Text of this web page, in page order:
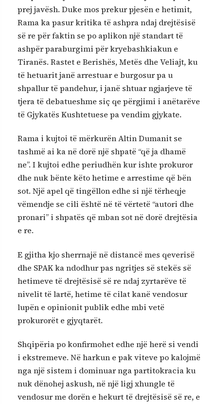
prej javësh. Duke mos prekur pjesën e hetimit,
Rama ka pasur kritika të ashpra ndaj drejtësisë
së re për faktin se po aplikon një standart të
ashpër paraburgimi për kryebashkiakun e
Tiranës. Rastet e Berishës, Metës dhe Veliajt, ku
të hetuarit janë arrestuar e burgosur pa u
shpallur të pandehur, i janë shtuar ngjarjeve të
tjera të debatueshme siç qe përgjimi i anëtarëve
të Gjykatës Kushtetuese pa vendim gjykate.
Rama i kujtoi të mërkurën Altin Dumanit se
tashmë ai ka në dorë një shpatë “që ja dhamë
ne”. I kujtoi edhe periudhën kur ishte prokuror
dhe nuk bënte këto hetime e arrestime që bën
sot. Një apel që tingëllon edhe si një tërheqje
vëmendje se cili është në të vërtetë “autori dhe
pronari” i shpatës që mban sot në dorë drejtësia
e re.
E gjitha kjo sherrnajë në distancë mes qeverisë
dhe SPAK ka ndodhur pas ngritjes së stekës së
hetimeve të drejtësisë së re ndaj zyrtarëve të
nivelit të lartë, hetime të cilat kanë vendosur
lupën e opinionit publik edhe mbi vetë
prokurorët e gjyqtarët.
Shqipëria po konfirmohet edhe një herë si vendi
i ekstremeve. Në harkun e pak viteve po kalojmë
nga një sistem i dominuar nga partitokracia ku
nuk dënohej askush, në një ligj xhungle të
vendosur me dorën e hekurt të drejtësisë së re, e